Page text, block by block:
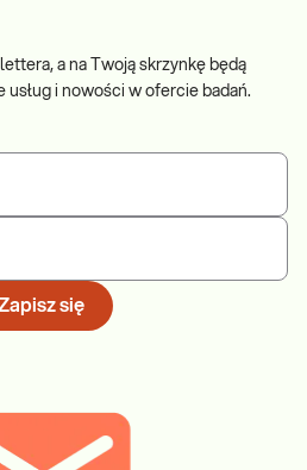
a na Twoją skrzynkę będą
i nowości w ofercie badań.
się